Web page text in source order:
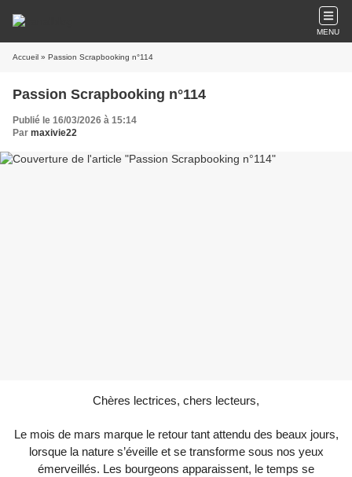
MENU
Accueil » Passion Scrapbooking n°114
Passion Scrapbooking n°114
Publié le 16/03/2026 à 15:14
Par maxivie22
Chères lectrices, chers lecteurs,
Le mois de mars marque le retour tant attendu des beaux jours,
lorsque la nature s’éveille et se transforme sous nos yeux
émerveillés. Les bourgeons apparaissent, le temps se